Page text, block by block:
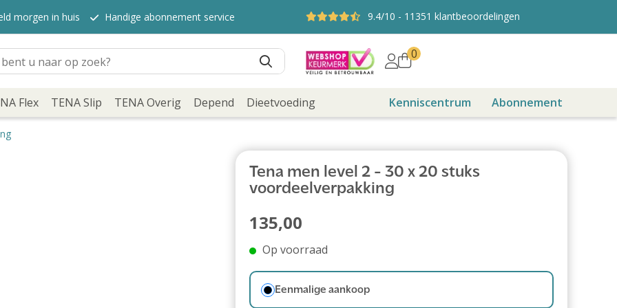
morgen in huis Handige abonnement service 9.4/10 - 11351 klantbeoordelingen
0
Flex TENA Slip TENA Overig Depend Dieetvoeding Kenniscentrum Abonnement
Tena men level 2 - 30 x 20 stuks
voordeelverpakking
135,00
Op voorraad
Eenmalige aankoop